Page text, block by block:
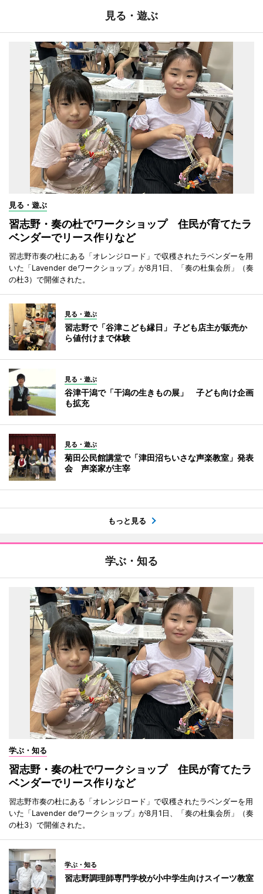
見る・遊ぶ
見る・遊ぶ
習志野・奏の杜でワークショップ 住民が育てたラ
ベンダーでリース作りなど
習志野市奏の杜にある「オレンジロード」で収穫されたラベンダーを用
いた「Lavender deワークショップ」が8月1日、「奏の杜集会所」（奏
の杜3）で開催された。
見る・遊ぶ
習志野で「谷津こども縁日」 子ども店主が販売か
ら値付けまで体験
見る・遊ぶ
谷津干潟で「干潟の生きもの展」 子ども向け企画
も拡充
見る・遊ぶ
菊田公民館講堂で「津田沼ちいさな声楽教室」発表
会 声楽家が主宰
もっと見る
学ぶ・知る
学ぶ・知る
習志野・奏の杜でワークショップ 住民が育てたラ
ベンダーでリース作りなど
習志野市奏の杜にある「オレンジロード」で収穫されたラベンダーを用
いた「Lavender deワークショップ」が8月1日、「奏の杜集会所」（奏
の杜3）で開催された。
学ぶ・知る
習志野調理師専門学校が小中学生向けスイーツ教室